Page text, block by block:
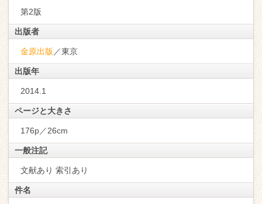
第2版
出版者
金原出版 ／東京
出版年
2014.1
ページと大きさ
176p／26cm
一般注記
文献あり 索引あり
件名